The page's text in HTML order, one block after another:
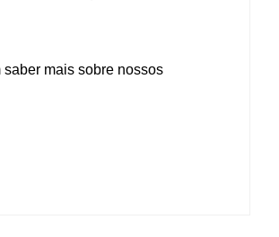
mais sobre nossos